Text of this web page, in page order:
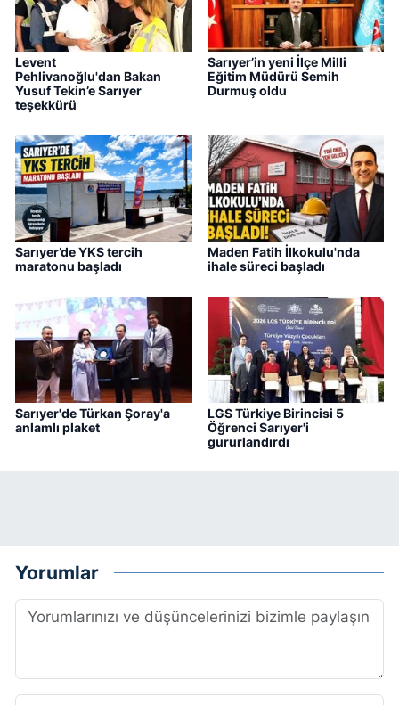
Levent
Pehlivanoğlu'dan Bakan
Yusuf Tekin’e Sarıyer
teşekkürü
Sarıyer’in yeni İlçe Milli
Eğitim Müdürü Semih
Durmuş oldu
Sarıyer’de YKS tercih
maratonu başladı
Maden Fatih İlkokulu'nda
ihale süreci başladı
Sarıyer'de Türkan Şoray'a
anlamlı plaket
LGS Türkiye Birincisi 5
Öğrenci Sarıyer'i
gururlandırdı
Yorumlar